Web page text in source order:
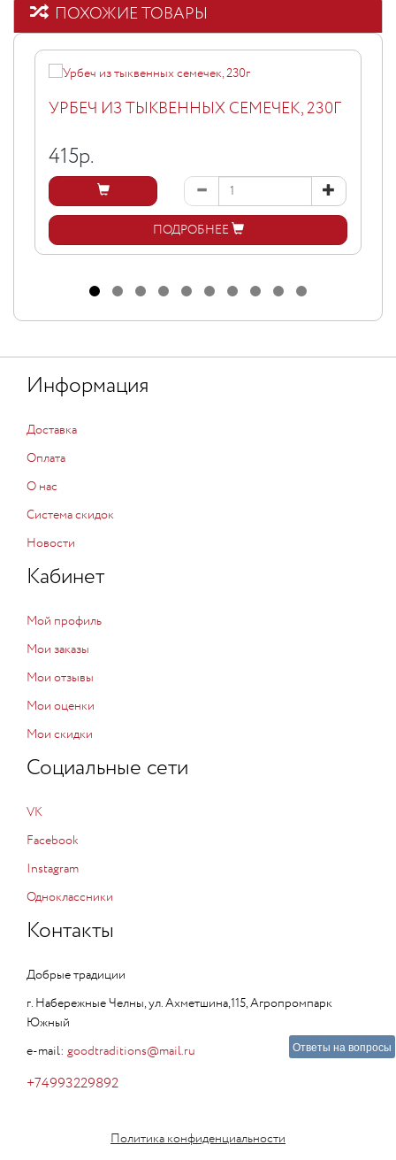
ПОХОЖИЕ ТОВАРЫ
УРБЕЧ ИЗ ТЫКВЕННЫХ СЕМЕЧЕК, 230Г
415р.
ПОДРОБНЕЕ
Информация
Доставка
Оплата
О нас
Система скидок
Новости
Кабинет
Мой профиль
Мои заказы
Мои отзывы
Мои оценки
Мои скидки
Социальные сети
VK
Facebook
Instagram
Одноклассники
Контакты
Добрые традиции
г. Набережные Челны, ул. Ахметшина,115, Агропромпарк
Южный
e-mail: goodtraditions@mail.ru
+74993229892
Политика конфиденциальности
Ответы на вопросы